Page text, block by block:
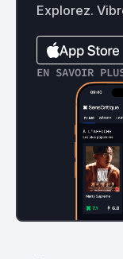
Explorez.
EN SAVOIR